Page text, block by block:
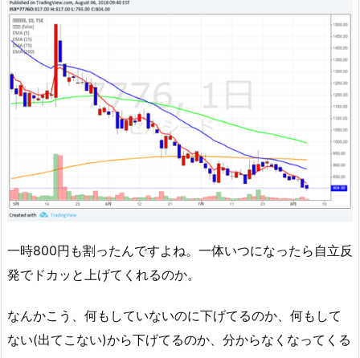
一時800円も割ったんですよね。一体いつになったら自立反
発でドカッと上げてくれるのか。
なんかこう、何もしていないのに下げてるのか、何もして
ない(出てこない)から下げてるのか、分からなくなってくる